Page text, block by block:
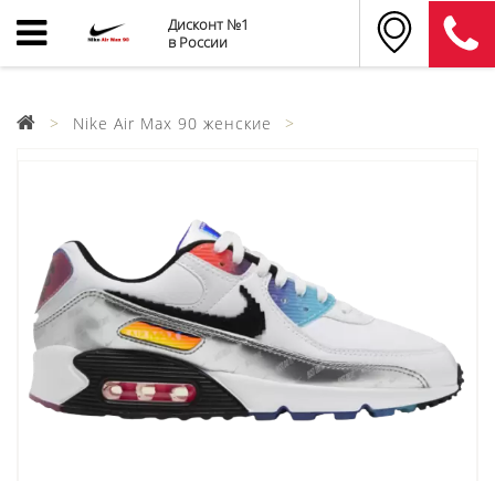
Дисконт №1
в России
Nike Air Max 90 женские